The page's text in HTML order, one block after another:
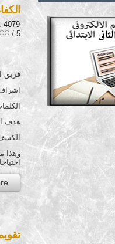
4079
/ 5
فريق
اشراف
هدف
وهذا